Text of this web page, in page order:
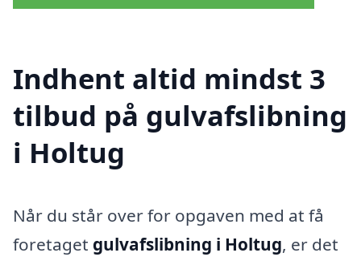
Indhent altid mindst 3
tilbud på gulvafslibning
i Holtug
Når du står over for opgaven med at få
foretaget gulvafslibning i Holtug, er det